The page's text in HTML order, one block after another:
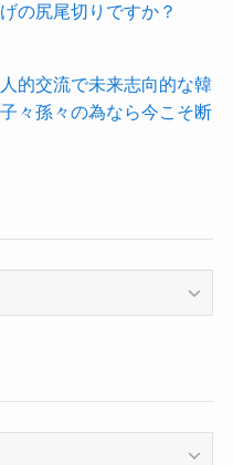
の尻尾切りですか？
的交流で未来志向的な韓
々孫々の為なら今こそ断